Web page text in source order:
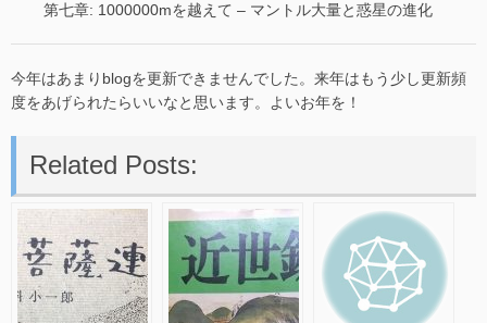
第七章: 1000000mを越えて – マントル大量と惑星の進化
今年はあまりblogを更新できませんでした。来年はもう少し更新頻
度をあげられたらいいなと思います。よいお年を！
Related Posts: